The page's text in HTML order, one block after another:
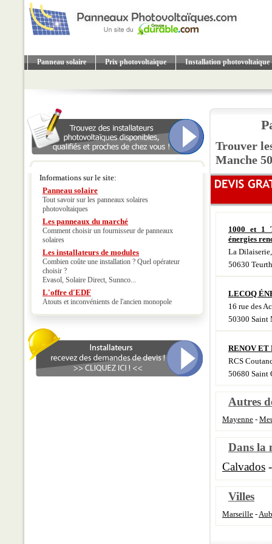
Panneau solaire Prix photovoltaique Installation photovoltaique
Informations sur le site:
Panneau solaire
Tout savoir sur les panneaux solaires
photovoltaiques
Les panneaux du marché
Comment choisir un fournisseur de panneaux
solaires
Les installateurs de modules
Combien coûte une installation ? Quel opérateur
choisir ?
Evasol, Solaire Direct, Sunnco...
L'offre d'EDF
Atouts et inconvénients de l'ancien monopole
Trouver
Manche 50
1000 et 1
énergies
La Dilaiserie,
50630
LECOQ
16 rue des
50300 Saint
RENOV ET
RCS
50680 Saint
Autres
Mayenne -
Dans la
Calvados
Villes
Marseille -